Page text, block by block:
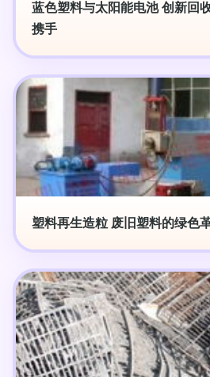
蓝色塑料与太阳能电池 创新回
携手
塑料再生造粒 废旧塑料的绿色